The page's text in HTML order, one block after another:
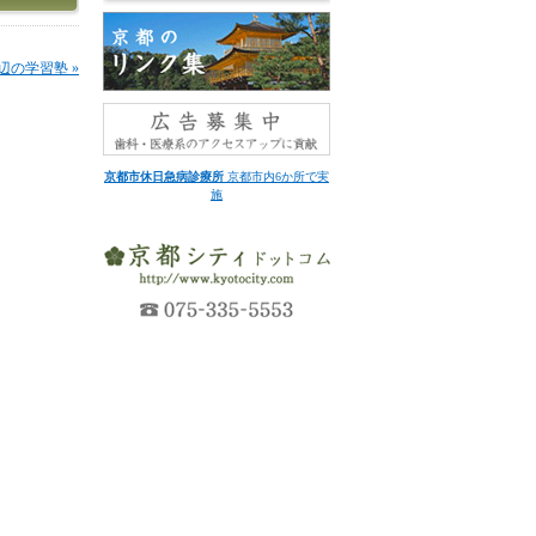
の学習塾 »
京都市休日急病診療所 京都市内6か所で実
施